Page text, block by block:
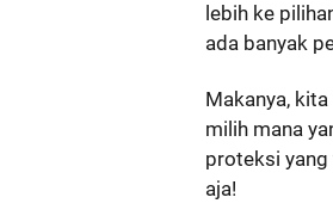
lebih ke
ada banyak
Makanya,
milih mana
proteksi yang
aja!